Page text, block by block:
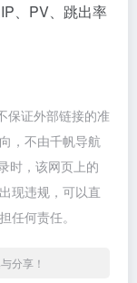
、PV、跳出率
保证外部链接的准
，不由千帆导航
时，该网页上的
现违规，可以直
任何责任。
分享！